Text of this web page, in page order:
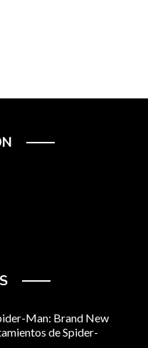
Man: Brand New
de Spider-